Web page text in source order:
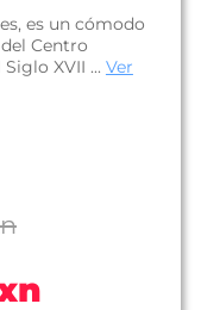
Spa, te invita
más de 20
...